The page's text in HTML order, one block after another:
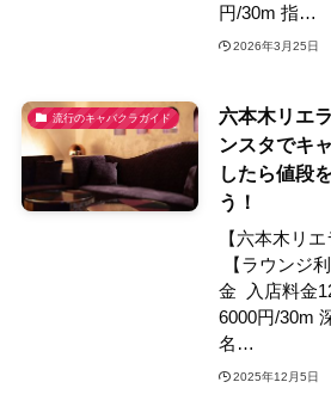
円/30m 指…
2026年3月25日
流行のキャバクラガイド
六本木リエ
ンスタでキ
したら値段
う！
【六本木リ
【ラウンジ
金 入店料金
6000円/30m
名…
2025年12月5日